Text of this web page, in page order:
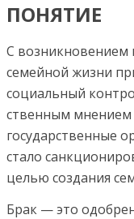
ПОНЯТИЕ
С возникновением
семейной жизни
социальный
ственным мнением
государственные
стало
целью создания
Брак — это